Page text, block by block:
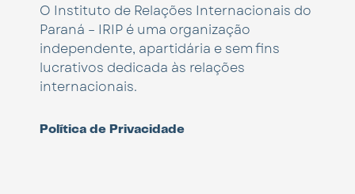
O Instituto de Relações Internacionais do
Paraná – IRIP é uma organização
independente, apartidária e sem fins
lucrativos dedicada às relações
internacionais.
Política de Privacidade